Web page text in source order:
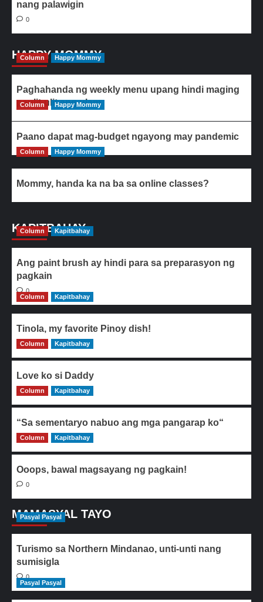
nang palawigin
0
HAPPY MOMMY
Column Happy Mommy
Paghahanda ng weekly menu upang hindi maging
paulit-ulit ang ulam
Column Happy Mommy
Paano dapat mag-budget ngayong may pandemic
Column Happy Mommy
Mommy, handa ka na ba sa online classes?
KAPITBAHAY
Column Kapitbahay
Ang paint brush ay hindi para sa preparasyon ng
pagkain
0
Column
Kapitbahay
Tinola, my favorite Pinoy dish!
0
Column Kapitbahay
Love ko si Daddy
0
Column Kapitbahay
“Sa sementaryo nabuo ang mga pangarap ko“
0
Column Kapitbahay
Ooops, bawal magsayang ng pagkain!
0
MAMASYAL TAYO
Pasyal Pasyal
Turismo sa Northern Mindanao, unti-unti nang
sumisigla
0
Pasyal Pasyal